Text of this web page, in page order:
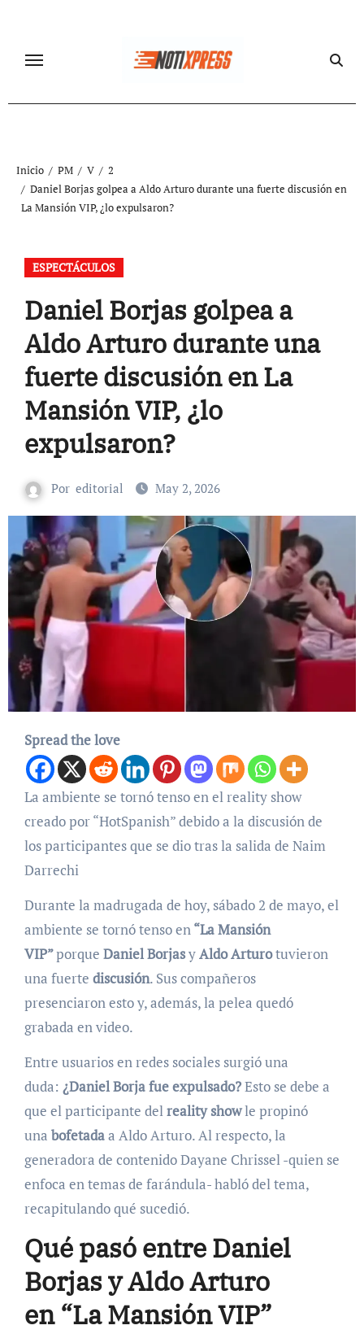
contenido
Inicio PM V
2
Daniel Borjas golpea a Aldo Arturo durante una fuerte discusión en
La Mansión VIP, ¿lo expulsaron?
ESPECTÁCULOS
Daniel Borjas golpea a
Aldo Arturo durante una
fuerte discusión en La
Mansión VIP, ¿lo
expulsaron?
Por editorial May 2, 2026
Spread the love
La ambiente se tornó tenso en el reality show
creado por “HotSpanish” debido a la discusión de
los participantes que se dio tras la salida de Naim
Darrechi
Durante la madrugada de hoy, sábado 2 de mayo, el
ambiente se tornó tenso en“La Mansión
VIP”porque Daniel BorjasyAldo Arturotuvieron
una fuerte discusión. Sus compañeros
presenciaron esto y, además, la pelea quedó
grabada en video.
Entre usuarios en redes sociales surgió una
duda: ¿Daniel Borja fue expulsado?Esto se debe a
que el participante delreality showle propinó
una bofetadaa Aldo Arturo. Al respecto, la
generadora de contenido Dayane Chrissel -quien se
enfoca en temas de farándula- habló del tema,
recapitulando qué sucedió.
Qué pasó entre Daniel
Borjas y Aldo Arturo
en “La Mansión VIP”